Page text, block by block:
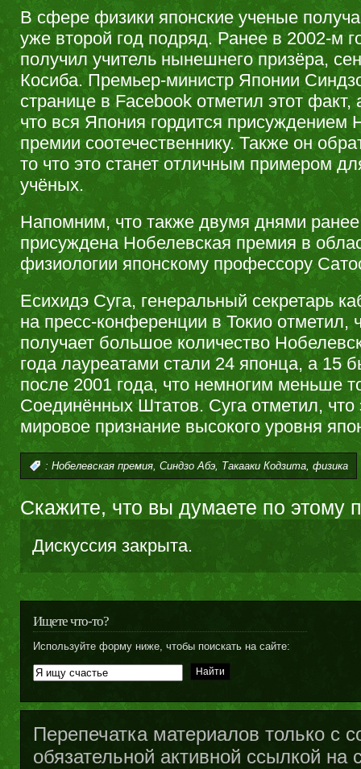
В сфере физики японские ученые
уже второй год подряд. Ранее в 2002-м
получил учитель нынешнего призёра,
Косиба. Премьер-министр Японии
странице в Facebook отметил этот факт,
что вся Япония гордится присуждением
премии соотечественнику. Также он
то что это станет отличным примером
учёных.
Напомним, что также двумя днями
присуждена Нобелевская премия в
физиологии японскому профессору
Есихидэ Суга, генеральный секретарь
на пресс-конференции в Токио отметил,
получает большое количество
года лауреатами стали 24 японца, а 15
после 2001 года, что немногим меньше
Соединённых Штатов. Суга отметил, что
мировое признание высокого уровня
: Нобелевская премия, Синдзо Абэ, Такааки Кодзита, физика
Скажите, что вы думаете по этому
Дискуссия закрыта.
Ищете что-то?
Используйте форму ниже, чтобы поискать на сайте:
Перепечатка материалов только с
обязательной активной ссылкой на